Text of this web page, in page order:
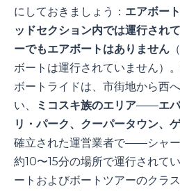
にしておきましょう： エアボー
ッドセクション内では運行され
ーでもエアボートはありません
ボートは運行されていません）
ボートライドは、市街地から西
い、
ミコスキ族のエリア――エ
リ・パーク、クーパータウン、
確立された運営業者で――シャ
約10〜15分の場所で運行されて
ートおよびボートツアーのクラ